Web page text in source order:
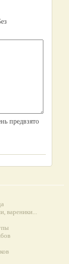
предвзято
вареники...